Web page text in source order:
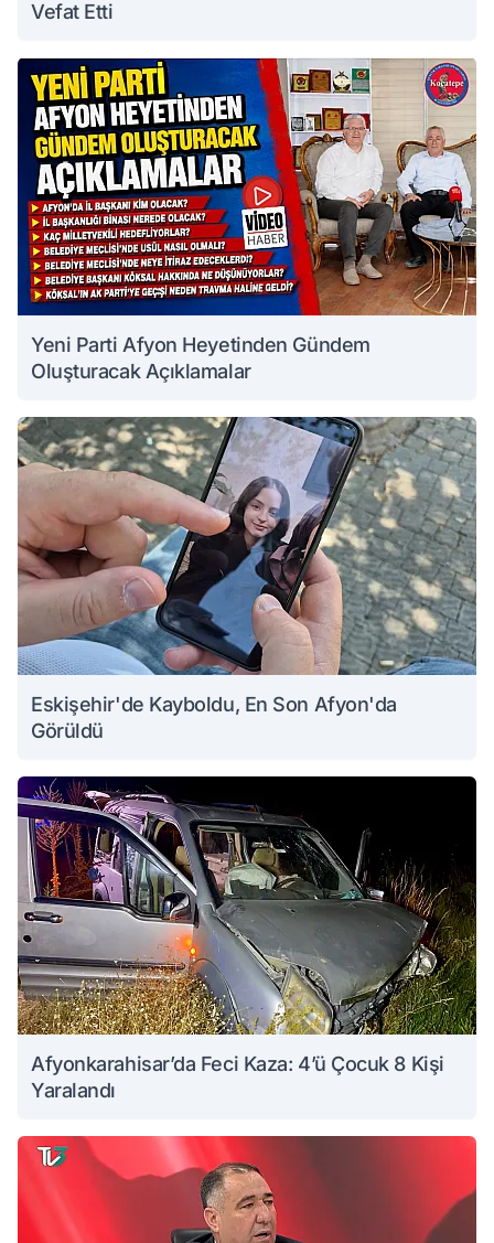
Vefat Etti
Yeni Parti Afyon Heyetinden Gündem
Oluşturacak Açıklamalar
Eskişehir'de Kayboldu, En Son Afyon'da
Görüldü
Afyonkarahisar’da Feci Kaza: 4’ü Çocuk 8 Kişi
Yaralandı